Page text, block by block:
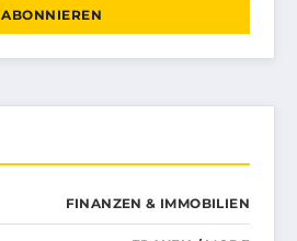
ABONNIEREN
FINANZEN & IMMOBILIEN